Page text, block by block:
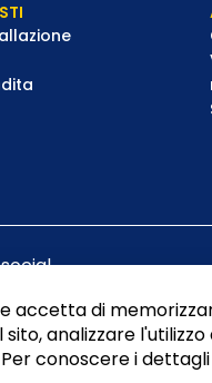
accetta di
analizzare l'utilizzo
conoscere i dettagli